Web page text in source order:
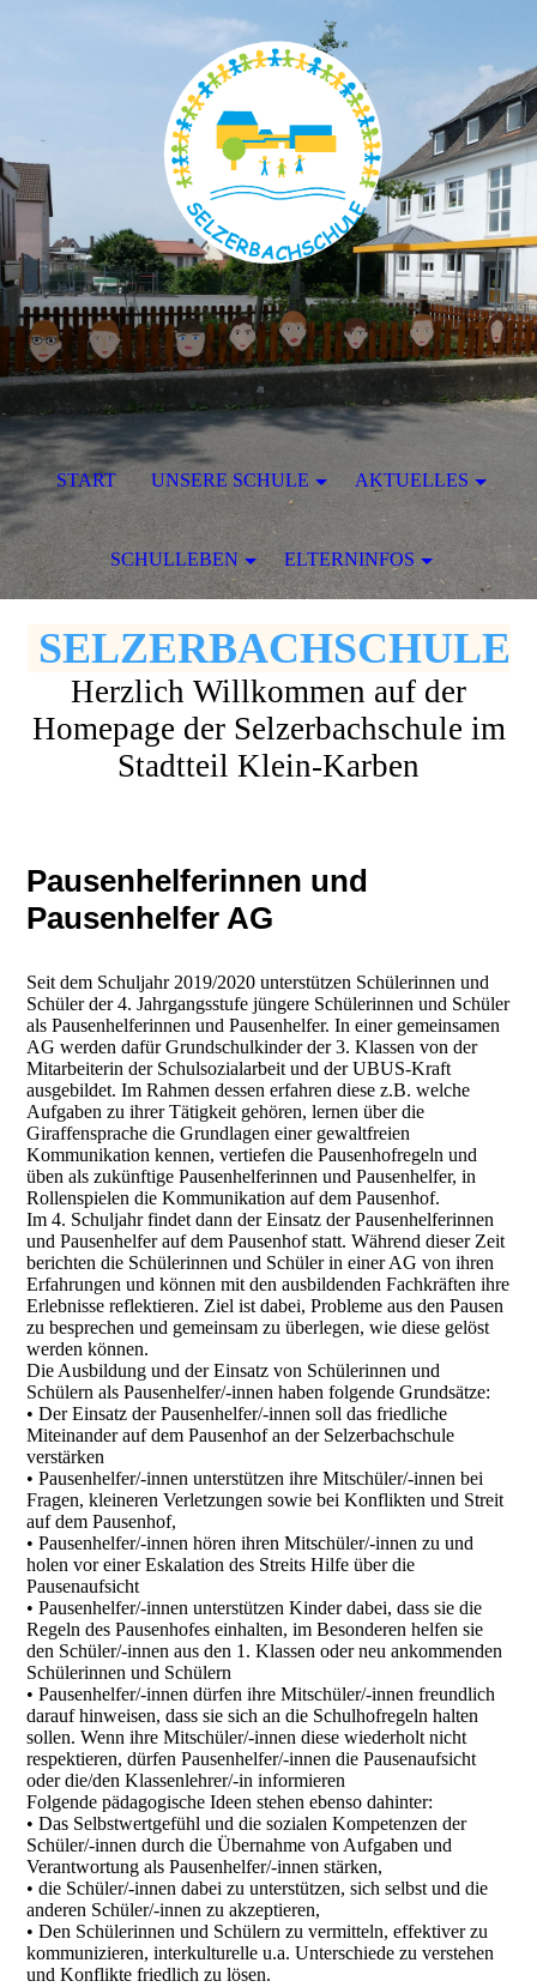
SELZERBACHSCHULE
Herzlich Willkommen auf der
Homepage der Selzerbachschule im
Stadtteil Klein-Karben
Pausenhelferinnen und
Pausenhelfer AG
Seit dem Schuljahr 2019/2020 unterstützen Schülerinnen und
Schüler der 4. Jahrgangsstufe jüngere Schülerinnen und Schüler
als Pausenhelferinnen und Pausenhelfer. In einer gemeinsamen
AG werden dafür Grundschulkinder der 3. Klassen von der
Mitarbeiterin der Schulsozialarbeit und der UBUS-Kraft
ausgebildet. Im Rahmen dessen erfahren diese z.B. welche
Aufgaben zu ihrer Tätigkeit gehören, lernen über die
Giraffensprache die Grundlagen einer gewaltfreien
Kommunikation kennen, vertiefen die Pausenhofregeln und
üben als zukünftige Pausenhelferinnen und Pausenhelfer, in
Rollenspielen die Kommunikation auf dem Pausenhof.
Im 4. Schuljahr findet dann der Einsatz der Pausenhelferinnen
und Pausenhelfer auf dem Pausenhof statt. Während dieser Zeit
berichten die Schülerinnen und Schüler in einer AG von ihren
Erfahrungen und können mit den ausbildenden Fachkräften ihre
Erlebnisse reflektieren. Ziel ist dabei, Probleme aus den Pausen
zu besprechen und gemeinsam zu überlegen, wie diese gelöst
werden können.
Die Ausbildung und der Einsatz von Schülerinnen und
Schülern als Pausenhelfer/-innen haben folgende Grundsätze:
• Der Einsatz der Pausenhelfer/-innen soll das friedliche
Miteinander auf dem Pausenhof an der Selzerbachschule
verstärken
• Pausenhelfer/-innen unterstützen ihre Mitschüler/-innen bei
Fragen, kleineren Verletzungen sowie bei Konflikten und Streit
auf dem Pausenhof,
• Pausenhelfer/-innen hören ihren Mitschüler/-innen zu und
holen vor einer Eskalation des Streits Hilfe über die
Pausenaufsicht
• Pausenhelfer/-innen unterstützen Kinder dabei, dass sie die
Regeln des Pausenhofes einhalten, im Besonderen helfen sie
den Schüler/-innen aus den 1. Klassen oder neu ankommenden
Schülerinnen und Schülern
• Pausenhelfer/-innen dürfen ihre Mitschüler/-innen freundlich
darauf hinweisen, dass sie sich an die Schulhofregeln halten
sollen. Wenn ihre Mitschüler/-innen diese wiederholt nicht
respektieren, dürfen Pausenhelfer/-innen die Pausenaufsicht
oder die/den Klassenlehrer/-in informieren
Folgende pädagogische Ideen stehen ebenso dahinter:
• Das Selbstwertgefühl und die sozialen Kompetenzen der
Schüler/-innen durch die Übernahme von Aufgaben und
Verantwortung als Pausenhelfer/-innen stärken,
• die Schüler/-innen dabei zu unterstützen, sich selbst und die
anderen Schüler/-innen zu akzeptieren,
• Den Schülerinnen und Schülern zu vermitteln, effektiver zu
kommunizieren, interkulturelle u.a. Unterschiede zu verstehen
und Konflikte friedlich zu lösen.
START UNSERE SCHULE AKTUELLES
SCHULLEBEN ELTERNINFOS